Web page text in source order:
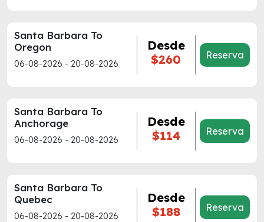
Santa Barbara To
Oregon
06-08-2026 - 20-08-2026
Desde
$260
Reserva
Santa Barbara To
Anchorage
06-08-2026 - 20-08-2026
Desde
$114
Reserva
Santa Barbara To
Quebec
06-08-2026 - 20-08-2026
Desde
$188
Reserva